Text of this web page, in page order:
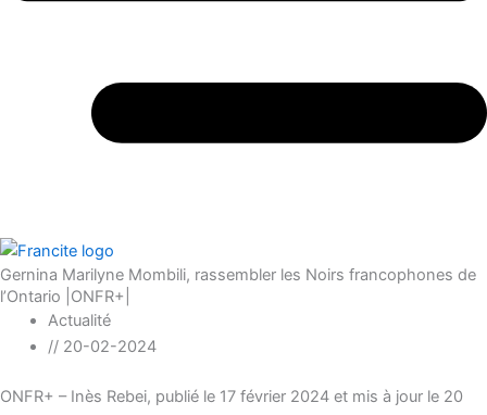
Gernina Marilyne Mombili, rassembler les Noirs francophones de
l’Ontario |ONFR+|
Actualité
// 20-02-2024
ONFR+ – Inès Rebei, publié le 17 février 2024 et mis à jour le 20